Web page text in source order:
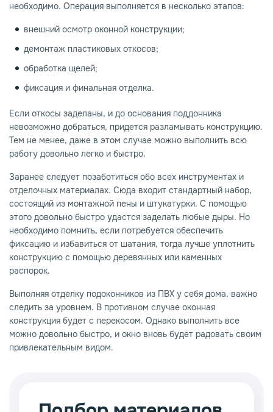
необходимо. Операция выполняется в несколько этапов:
внешний осмотр оконной конструкции;
демонтаж пластиковых откосов;
обработка щелей;
фиксация и финальная отделка.
Если откосы заделаны, и до основания поддонника
невозможно добраться, придется разламывать конструкцию.
Тем не менее, даже в этом случае можно выполнить всю
работу довольно легко и быстро.
Заранее следует позаботиться обо всех инструментах и
отделочных материалах. Сюда входит стандартный набор,
состоящий из монтажной пены и штукатурки. С помощью
этого довольно быстро удастся заделать любые дыры. Но
необходимо помнить, если потребуется обеспечить
фиксацию и избавиться от шатания, тогда лучше уплотнить
конструкцию с помощью деревянных или каменных
распорок.
Выполняя отделку подоконников из ПВХ у себя дома, важно
следить за уровнем. В противном случае оконная
конструкция будет с перекосом. Однако выполнить все
можно довольно быстро, и окно вновь будет радовать своим
привлекательным видом.